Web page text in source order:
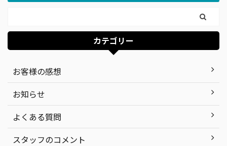
カテゴリー
お客様の感想
お知らせ
よくある質問
スタッフのコメント